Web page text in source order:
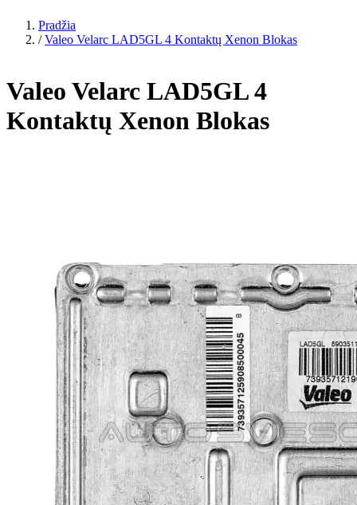
Pradžia
/ Valeo Velarc LAD5GL 4 Kontaktų Xenon Blokas
Valeo Velarc LAD5GL 4
Kontaktų Xenon Blokas